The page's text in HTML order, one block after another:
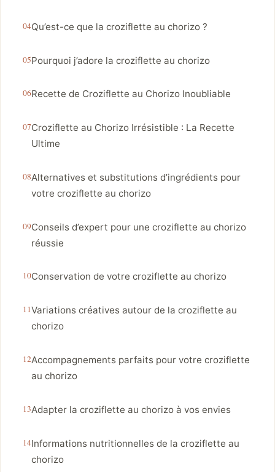
Qu’est-ce que la croziflette au chorizo ?
Pourquoi j’adore la croziflette au chorizo
Recette de Croziflette au Chorizo Inoubliable
Croziflette au Chorizo Irrésistible : La Recette
Ultime
Alternatives et substitutions d’ingrédients pour
votre croziflette au chorizo
Conseils d’expert pour une croziflette au chorizo
réussie
Conservation de votre croziflette au chorizo
Variations créatives autour de la croziflette au
chorizo
Accompagnements parfaits pour votre croziflette
au chorizo
Adapter la croziflette au chorizo à vos envies
Informations nutritionnelles de la croziflette au
chorizo